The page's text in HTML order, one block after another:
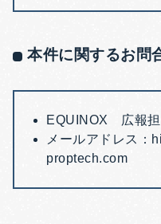
本件に関するお問
EQUINOX 広報担
メールアドレス：
proptech.com